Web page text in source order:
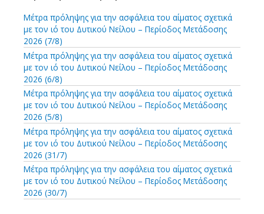
η
γ
ι
α
Μέτρα πρόληψης για την ασφάλεια του αίματος σχετικά
με τον ιό του Δυτικού Νείλου – Περίοδος Μετάδοσης
2026 (7/8)
Μέτρα πρόληψης για την ασφάλεια του αίματος σχετικά
με τον ιό του Δυτικού Νείλου – Περίοδος Μετάδοσης
2026 (6/8)
Μέτρα πρόληψης για την ασφάλεια του αίματος σχετικά
με τον ιό του Δυτικού Νείλου – Περίοδος Μετάδοσης
2026 (5/8)
Μέτρα πρόληψης για την ασφάλεια του αίματος σχετικά
με τον ιό του Δυτικού Νείλου – Περίοδος Μετάδοσης
2026 (31/7)
Μέτρα πρόληψης για την ασφάλεια του αίματος σχετικά
με τον ιό του Δυτικού Νείλου – Περίοδος Μετάδοσης
2026 (30/7)